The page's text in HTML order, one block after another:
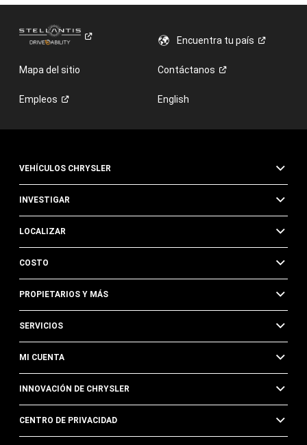
Encuentra tupaís
Mapa del sitio Contáctanos
Empleos English
VEHÍCULOS CHRYSLER
INVESTIGAR
LOCALIZAR
COSTO
PROPIETARIOS Y MÁS
SERVICIOS
MI CUENTA
INNOVACIÓN DE CHRYSLER
CENTRO DE PRIVACIDAD